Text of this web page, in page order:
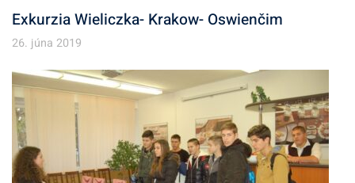
Exkurzia Wieliczka- Krakow- Oswienčim
26. júna 2019